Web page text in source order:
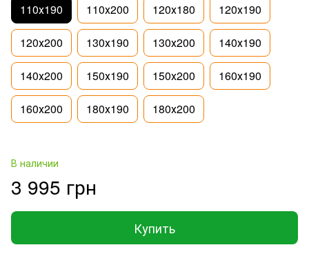
110х190 110х200 120х180 120х190
120х200 130х190 130х200 140х190
140х200 150х190 150х200 160х190
160х200 180х190 180х200
В наличии
3 995 грн
Купить